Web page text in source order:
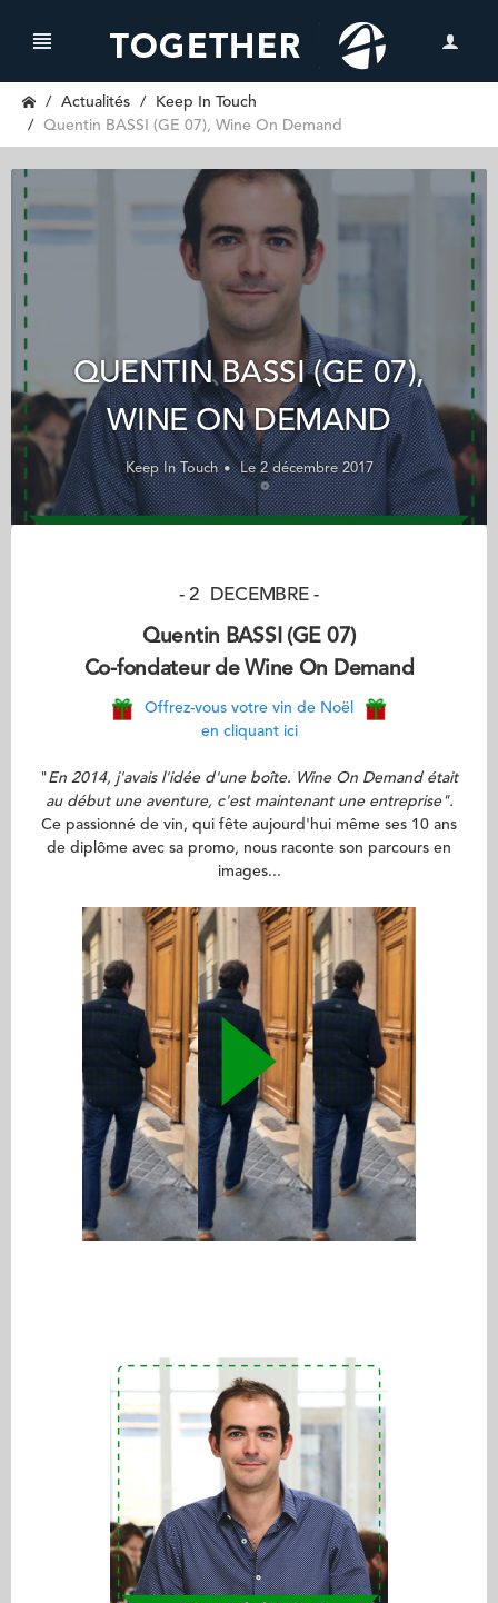
Actualités
Keep In Touch
Quentin BASSI (GE 07), Wine On Demand
QUENTIN BASSI (GE 07),
WINE ON DEMAND
Keep In Touch Le 2 décembre 2017
- 2 DECEMBRE -
Quentin BASSI (GE 07)
Co-fondateur de Wine On Demand
Offrez-vous votre vin de Noël
en cliquant ici
"En 2014, j'avais l'idée d'une boîte. Wine On Demand était
au début une aventure, c'est maintenant une entreprise".
Ce passionné de vin, qui fête aujourd'hui même ses 10 ans
de diplôme avec sa promo, nous raconte son parcours en
images...